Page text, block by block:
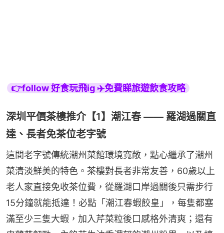
👉follow 好食玩飛ig ✈️免費睇旅遊飲食攻略
深圳平價茶樓推介【1】潮江春 —— 羅湖過關直
達、長者免茶位老字號
這間老字號傳統潮州菜館環境寬敞，點心繼承了潮州
菜清淡鮮美的特色。茶樓對長者非常友善，60歲以上
老人家直接免收茶位費，從羅湖口岸過關後只需步行
15分鐘就能抵達！必點「潮江春蝦餃皇」，每隻都塞
滿至少三隻大蝦，加入芹菜粒後口感格外清爽；還有